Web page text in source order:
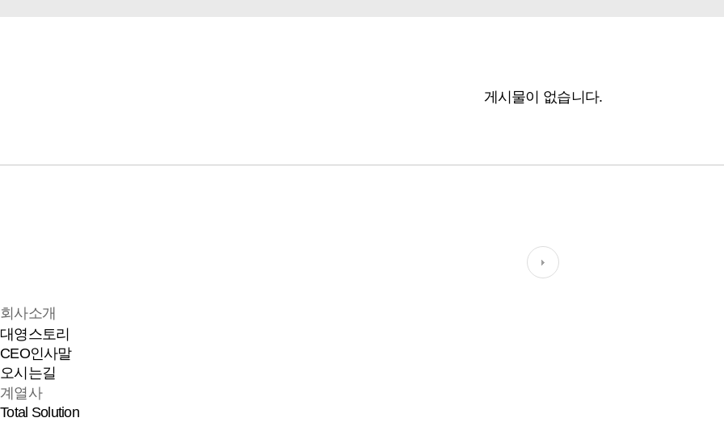
게시물이 없습니다.
회사소개
대영스토리
CEO인사말
오시는길
계열사
Total Solution